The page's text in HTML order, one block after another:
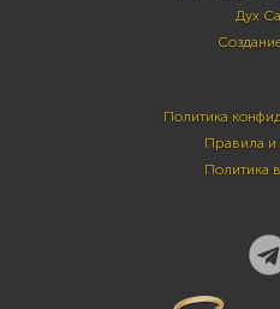
Дух
Политика
Правила и
Политика